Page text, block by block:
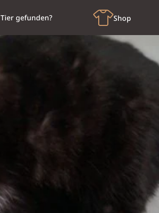
Tier gefunden? Shop